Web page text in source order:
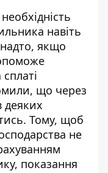
навіть
якщо
що через
деяких
Тому, щоб
не
показання